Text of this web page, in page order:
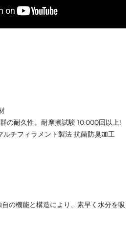
の耐久性。耐摩擦試験 10.000回以上!
ルチフィラメント製法 抗菌防臭加工
の機能と構造により、素早く水分を吸